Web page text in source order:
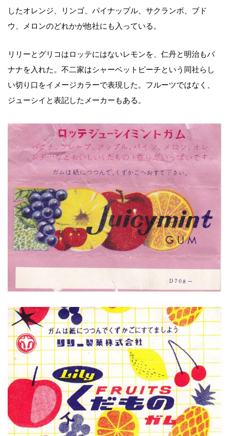
したオレンジ、リンゴ、パイナップル、サクランボ、ブド
ウ、メロンのどれかが他社にも入っている。
リリーとグリコはロッテにはないレモンを、仁丹と明治もバ
ナナを入れた。不二家はシャーベットピーチという同社らし
い切り口をイメージカラーで表現した。フルーツではなく、
ジューシイと表記したメーカーもある。